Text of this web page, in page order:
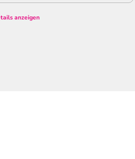
anzeigen